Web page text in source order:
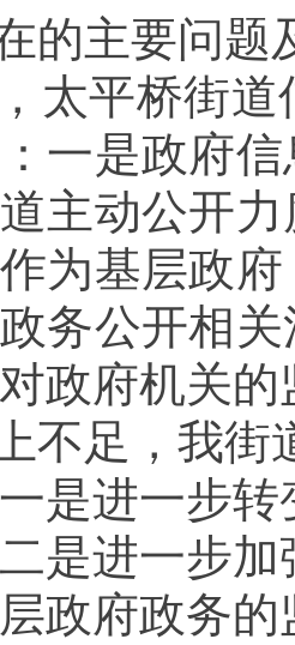
的主要问题
太平桥街
一是政府
主动公开
为基层政
务公开相
政府机关
不足，我街
是进一步
是进一步
政府政务